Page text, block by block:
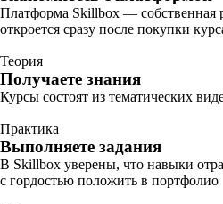
Платформа Skillbox — собственная
откроется сразу после покупки
Теория
Получаете знания
Курсы состоят из тематических
Практика
Выполняете задания
В Skillbox уверены, что навыки
с гордостью положить в портфолио